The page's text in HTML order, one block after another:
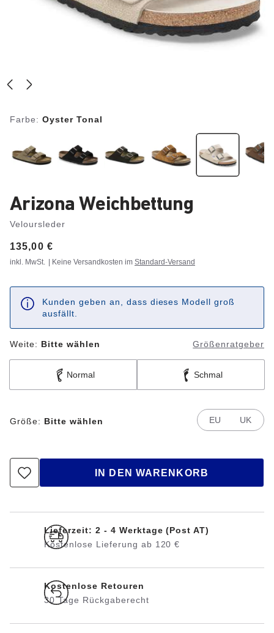
Farbe: Oyster Tonal
Arizona Weichbettung
Veloursleder
Price:
135,00 €
inkl. MwSt. | Keine Versandkosten im Standard-Versand
Kunden geben an, dass dieses Modell groß
ausfällt.
Weite: Bitte wählen Größenratgeber
Normal Schmal
Größe: Bitte wählen EU UK
IN DEN WARENKORB
Lieferzeit: 2 - 4 Werktage (Post AT)
Kostenlose Lieferung ab 120 €
Kostenlose Retouren
30 Tage Rückgaberecht